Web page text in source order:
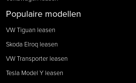
Populaire modellen
VW Tiguan leasen
Skoda Elroq leasen
VW Transporter leasen
Tesla Model Y leasen